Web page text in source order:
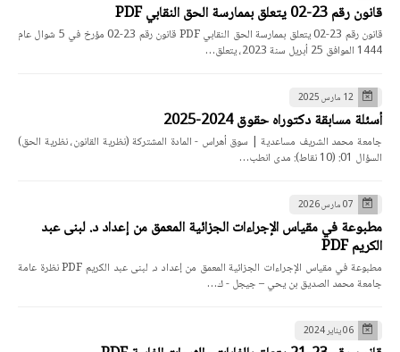
قانون رقم 23-02 يتعلق بممارسة الحق النقابي PDF
قانون رقم 23-02 يتعلق بممارسة الحق النقابي PDF قانون رقم 23-02 مؤرخ في 5 شوال عام
1444 الموافق 25 أبريل سنة 2023، يتعلق…
12 مارس 2025
أسئلة مسابقة دكتوراه حقوق 2024-2025
جامعة محمد الشريف مساعدية | سوق أهراس - المادة المشتركة (نظرية القانون، نظرية الحق)
السؤال 01: (10 نقاط): مدى انطب…
07 مارس 2026
مطبوعة في مقياس الإجراءات الجزائية المعمق من إعداد د. لبنى عبد
الكريم PDF
مطبوعة في مقياس الإجراءات الجزائية المعمق من إعداد د. لبنى عبد الكريم PDF نظرة عامة
جامعة محمد الصديق بن يحي – جيجل - ك…
06 يناير 2024